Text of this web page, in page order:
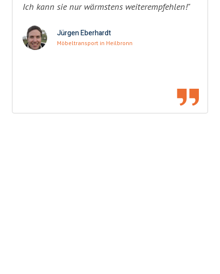
Ich kann sie nur wärmstens weiterempfehlen!"
Jürgen Eberhardt
Möbeltransport in Heilbronn